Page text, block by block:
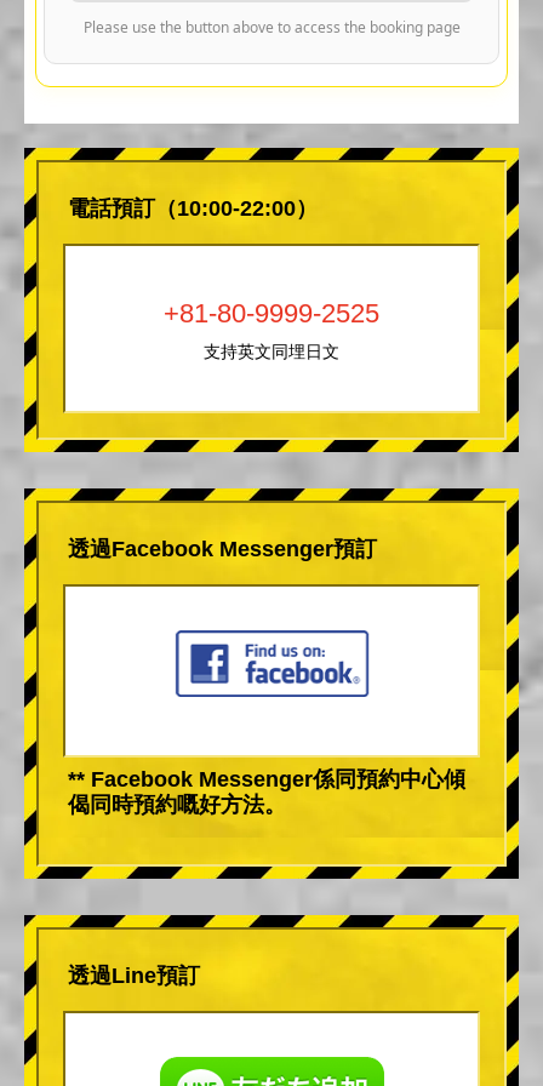
Please use the button above to access the booking page
電話預訂（10:00-22:00）
+81-80-9999-2525
支持英文同埋日文
透過Facebook Messenger預訂
** Facebook Messenger係同預約中心傾
偈同時預約嘅好方法。
透過Line預訂